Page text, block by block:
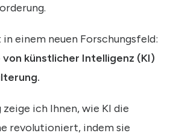
einem neuen Forschungsfeld:
künstlicher Intelligenz (KI)
ich Ihnen, wie KI die
revolutioniert, indem sie